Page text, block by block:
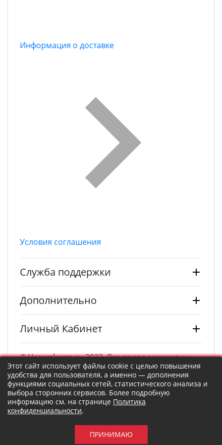
Информация о доставке
Условия соглашения
Служба поддержки
Дополнительно
Личный Кабинет
© Vezemkorm.ru 2022. Все права защищены.
Этот сайт использует файлы cookie с целью повышения
удобства для пользователя, а именно — дополнения
функциями социальных сетей, статистического анализа и
выбора сторонних сервисов. Более подробную
информацию см. на странице Политика
конфиденциальности.
ПРИНИМАЮ